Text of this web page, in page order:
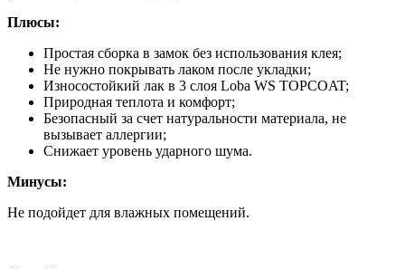
Плюсы:
Простая сборка в замок без использования клея;
Не нужно покрывать лаком после укладки;
Износостойкий лак в 3 слоя Loba WS TOPCOAT;
Природная теплота и комфорт;
Безопасный за счет натуральности материала, не
вызывает аллергии;
Снижает уровень ударного шума.
Минусы:
Не подойдет для влажных помещений.